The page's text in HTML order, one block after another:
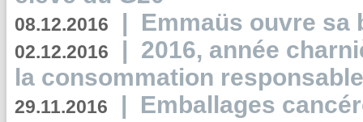
08.12.2016 | Emmaüs ouvre sa
02.12.2016 | 2016, année
la consommation
29.11.2016 | Emballages